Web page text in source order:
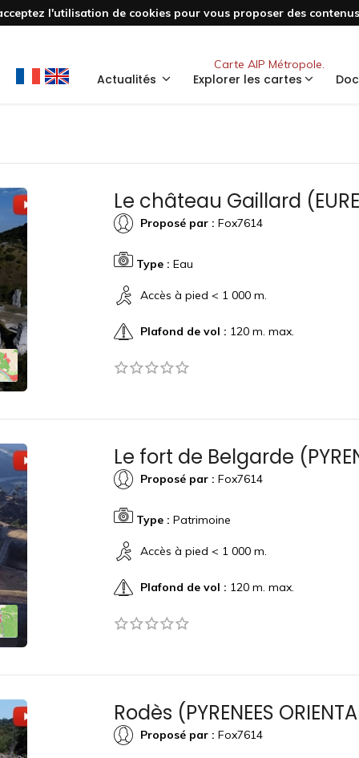
l'utilisation de cookies pour vous proposer des
Carte AIP Métropole.
Actualités Explorer les cartes
Le château Gaillard
Proposé par : Fox7614
Type : Eau
Accès à pied < 1 000 m.
Plafond de vol : 120 m. max.
Le fort de Belgarde
Proposé par : Fox7614
Type : Patrimoine
Accès à pied < 1 000 m.
Plafond de vol : 120 m. max.
Rodès (PYRENEES
Proposé par : Fox7614